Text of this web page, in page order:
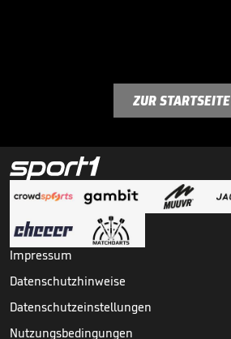
ZUR STARTSEITE
Impressum
Datenschutzhinweise
Datenschutzeinstellungen
Nutzungsbedingungen